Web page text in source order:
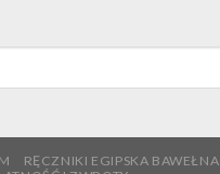
RĘCZNIKI EGIPSKA BAWEŁNA